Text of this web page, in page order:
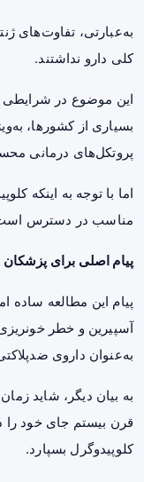
به‌عبارتی، تفاوت‌های
کلی دارو نداشتند.
این موضوع در شرایطی
بسیاری از کشورها،
پروتکل‌های درمانی
اما با توجه به اینکه
مناسب در دسترس
پیام اصلی برای پزشکان
پیام این مطالعه ساده
آسپیرین و خطر
به‌عنوان داروی
به بیان دیگر، شاید
قرن بیستم جای خود
کلوپیدوگرل بسپارد.